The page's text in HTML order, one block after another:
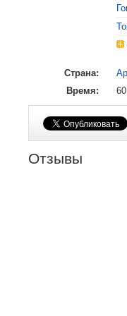
Страна:
Время:
Отзывы